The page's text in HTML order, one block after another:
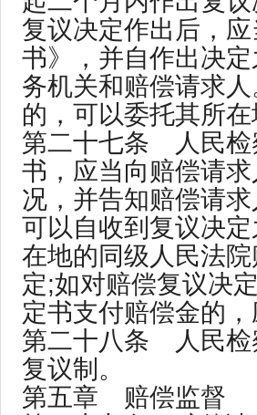
复议决定作出后，
书》，并自作出决
务机关和赔偿请求
的，可以委托其所
第二十七条 人民检
书，应当向赔偿请
况，并告知赔偿请
可以自收到复议决
在地的同级人民法
定;如对赔偿复议决
定书支付赔偿金的
第二十八条 人民检
复议制。
第五章 赔偿监督